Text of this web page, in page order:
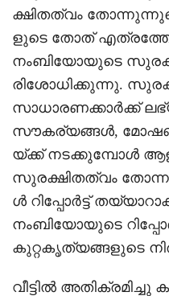
ക്ഷിതത്വം
ളുടെ തോത്
നംബിയോയുടെ
രിശോധിക്കുന്നു.
സാധാരണക്കാർക്ക്
സൗകര്യങ്ങൾ,
യ്ക്ക് നടക്കുമ്പോൾ
സുരക്ഷിതത്വം
ൾ റിപ്പോർട്ട്
നംബിയോയുടെ
കുറ്റകൃത്യങ്ങളുടെ
വീട്ടിൽ